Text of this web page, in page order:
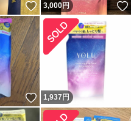
いいね！
3,000円
いいね！
1,937 円